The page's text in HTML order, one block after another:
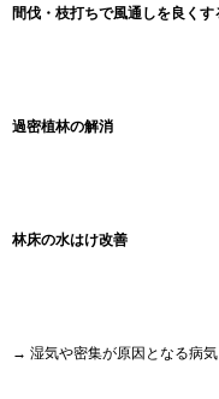
間伐・枝打ちで風通しを良くす
過密植林の解消
林床の水はけ改善
→ 湿気や密集が原因となる病